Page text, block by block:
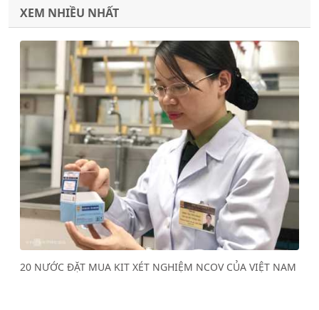
XEM NHIỀU NHẤT
20 NƯỚC ĐẶT MUA KIT XÉT NGHIỆM NCOV CỦA VIỆT NAM
Previous Next